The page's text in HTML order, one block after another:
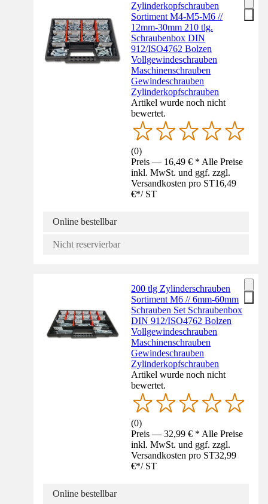
Zylinderkopfschrauben
Sortiment M4-M5-M6 //
12mm-30mm 210 tlg.
Schraubenbox DIN
912/ISO4762 Bolzen
Vollgewindeschrauben
Maschinenschrauben
Gewindeschrauben
Zylinderkopfschrauben
Artikel wurde noch nicht
bewertet.
(0)
Preis — 16,49 € * Alle Preise
inkl. MwSt. und ggf. zzgl.
Versandkosten pro ST16,49
€*/ ST
Online bestellbar
Nicht reservierbar
200 tlg Zylinderschrauben
Sortiment M6 // 6mm-60mm
Schrauben Set Schraubenbox
DIN 912/ISO4762 Bolzen
Vollgewindeschrauben
Maschinenschrauben
Gewindeschrauben
Zylinderkopfschrauben
Artikel wurde noch nicht
bewertet.
(0)
Preis — 32,99 € * Alle Preise
inkl. MwSt. und ggf. zzgl.
Versandkosten pro ST32,99
€*/ ST
Online bestellbar